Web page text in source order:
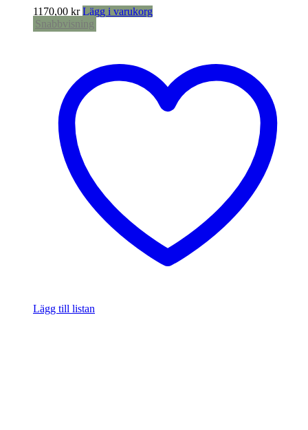
1170,00 kr Lägg i varukorg
Snabbvisning
Lägg till listan